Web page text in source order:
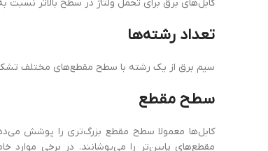
کابل‌های برق برای تحمل ولتاژ در سطح بالاتر نسبت
تعداد رشته‌ها
سیم برق از یک رشته با سطح مقطع‌های مختلف
سطح مقطع
مقطع‌های پایین‌تر را می‌پوشانند. در برخی